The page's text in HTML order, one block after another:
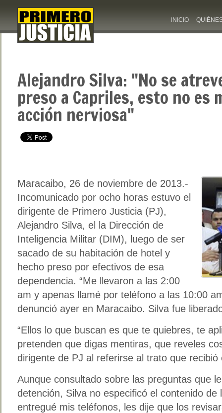
INICIO
Alejandro Silva: "No se
preso a Capriles, esto no es
acción nerviosa"
Maracaibo, 26 de noviembre de 2013.-
Incomunicado por ocho horas estuvo el
dirigente de Primero Justicia (PJ),
Alejandro Silva, el la Dirección de
Inteligencia Militar (DIM), luego de ser
sacado de su habitación de hotel y
hecho preso por efectivos de esa
dependencia. “Me llevaron a las 2:00
am y apenas llamé por teléfono a las 10:00
denunció ayer en Maracaibo. Silva fue
“Ellos lo que buscan es que te quiebres, te
pretenden que digas mentiras, que reveles
dirigente de PJ al referirse al trato que
Aunque consultado sobre las preguntas que
detención, Silva no especificó el contenido de
entregué mis teléfonos, les dije que los